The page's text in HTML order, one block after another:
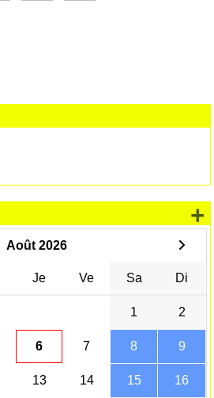
Août 2026
Je Ve Sa Di
1 2
6 7 8 9
13 14 15 16
+